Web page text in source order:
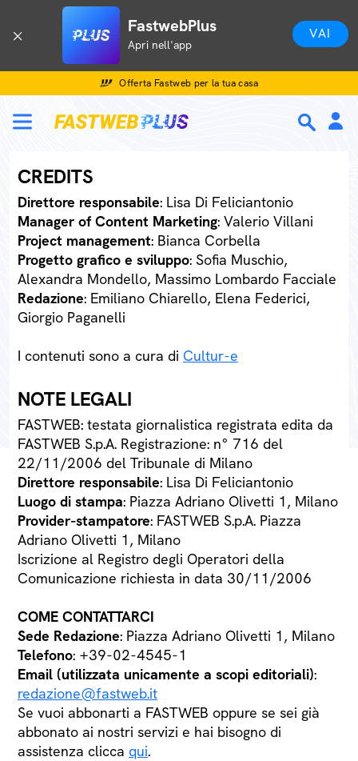
FastwebPlus
Apri nell'app
VAI
Offerta Fastweb per la tua casa
CREDITS
Direttore responsabile: Lisa Di Feliciantonio
Manager of Content Marketing: Valerio Villani
Project management: Bianca Corbella
Progetto grafico e sviluppo: Sofia Muschio,
Alexandra Mondello, Massimo Lombardo Facciale
Redazione: Emiliano Chiarello, Elena Federici,
Giorgio Paganelli
I contenuti sono a cura di Cultur-e
NOTE LEGALI
FASTWEB: testata giornalistica registrata edita da
FASTWEB S.p.A. Registrazione: n° 716 del
22/11/2006 del Tribunale di Milano
Direttore responsabile: Lisa Di Feliciantonio
Luogo di stampa: Piazza Adriano Olivetti 1, Milano
Provider-stampatore: FASTWEB S.p.A. Piazza
Adriano Olivetti 1, Milano
Iscrizione al Registro degli Operatori della
Comunicazione richiesta in data 30/11/2006
COME CONTATTARCI
Sede Redazione: Piazza Adriano Olivetti 1, Milano
Telefono: +39-02-4545-1
Email (utilizzata unicamente a scopi editoriali):
redazione@fastweb.it
Se vuoi abbonarti a FASTWEB oppure se sei già
abbonato ai nostri servizi e hai bisogno di
assistenza clicca qui.